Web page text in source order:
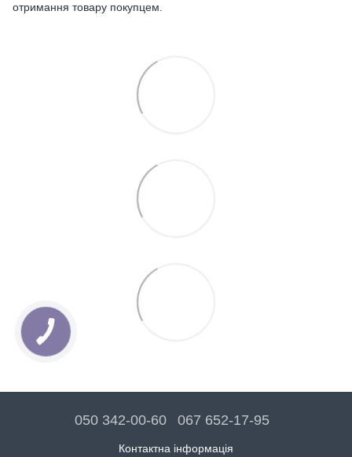
отримання товару покупцем.
050 342-00-60 067 652-17-95
Контактна інформація